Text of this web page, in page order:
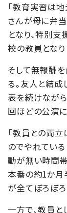
「教育実習は
さんが母に弁
となり、特別
校の教員となり
そして無報酬
る。友人と結成
表を続けなが
回ほどの公演
「教員との両立
のでやれてい
動が無い時間
本番の約1か月
が全てぼろぼろ
一方で、教員と